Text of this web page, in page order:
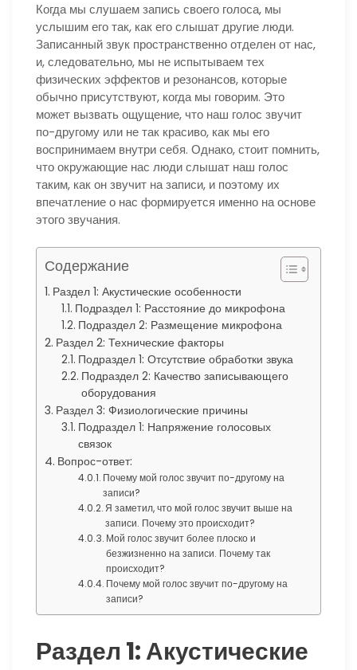
Когда мы слушаем запись своего голоса, мы
услышим его так, как его слышат другие люди.
Записанный звук пространственно отделен от нас,
и, следовательно, мы не испытываем тех
физических эффектов и резонансов, которые
обычно присутствуют, когда мы говорим. Это
может вызвать ощущение, что наш голос звучит
по-другому или не так красиво, как мы его
воспринимаем внутри себя. Однако, стоит помнить,
что окружающие нас люди слышат наш голос
таким, как он звучит на записи, и поэтому их
впечатление о нас формируется именно на основе
этого звучания.
Содержание
Раздел 1: Акустические особенности
Подраздел 1: Расстояние до микрофона
Подраздел 2: Размещение микрофона
Раздел 2: Технические факторы
Подраздел 1: Отсутствие обработки звука
Подраздел 2: Качество записывающего
оборудования
Раздел 3: Физиологические причины
Подраздел 1: Напряжение голосовых
связок
Вопрос-ответ:
Почему мой голос звучит по-другому на
записи?
Я заметил, что мой голос звучит выше на
записи. Почему это происходит?
Мой голос звучит более плоско и
безжизненно на записи. Почему так
происходит?
Почему мой голос звучит по-другому на
записи?
Раздел 1: Акустические